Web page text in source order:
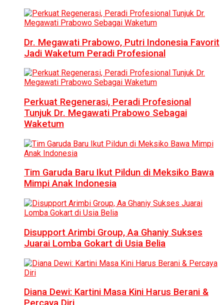
Dr. Megawati Prabowo, Putri Indonesia Favorit
Jadi Waketum Peradi Profesional
Perkuat Regenerasi, Peradi Profesional
Tunjuk Dr. Megawati Prabowo Sebagai
Waketum
Tim Garuda Baru Ikut Pildun di Meksiko Bawa
Mimpi Anak Indonesia
Disupport Arimbi Group, Aa Ghaniy Sukses
Juarai Lomba Gokart di Usia Belia
Diana Dewi: Kartini Masa Kini Harus Berani &